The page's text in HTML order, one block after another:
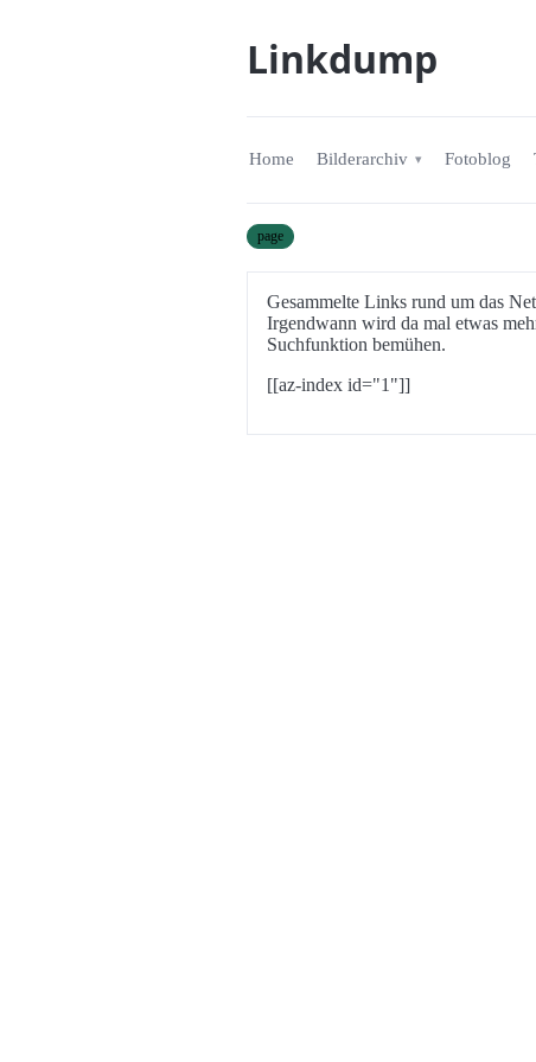
Linkdump
Home Bilderarchiv Fotoblog
page
Gesammelte Links rund um das
Irgendwann wird da mal etwas
Suchfunktion bemühen.
[[az-index id="1"]]